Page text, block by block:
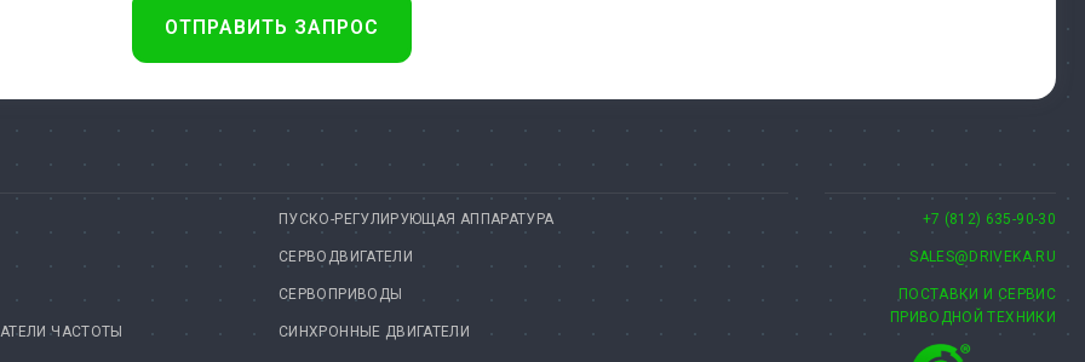
ОТПРАВИТЬ ЗАПРОС
ЧАСТОТЫ
ПУСКО-РЕГУЛИРУЮЩАЯ АППАРАТУРА
СЕРВОДВИГАТЕЛИ
СЕРВОПРИВОДЫ
СИНХРОННЫЕ ДВИГАТЕЛИ
+7 (812) 635-90-30
SALES@DRIVEKA.RU
ПОСТАВКИ И СЕРВИС
ПРИВОДНОЙ ТЕХНИКИ